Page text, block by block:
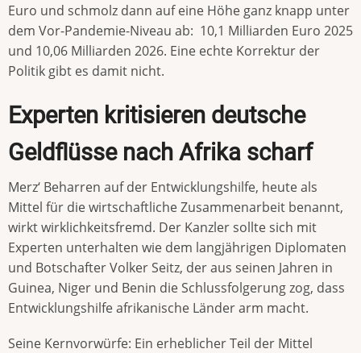
Euro und schmolz dann auf eine Höhe ganz knapp unter
dem Vor-Pandemie-Niveau ab: 10,1 Milliarden Euro 2025
und 10,06 Milliarden 2026. Eine echte Korrektur der
Politik gibt es damit nicht.
Experten kritisieren deutsche
Geldflüsse nach Afrika scharf
Merz‘ Beharren auf der Entwicklungshilfe, heute als
Mittel für die wirtschaftliche Zusammenarbeit benannt,
wirkt wirklichkeitsfremd. Der Kanzler sollte sich mit
Experten unterhalten wie dem langjährigen Diplomaten
und Botschafter Volker Seitz, der aus seinen Jahren in
Guinea, Niger und Benin die Schlussfolgerung zog, dass
Entwicklungshilfe afrikanische Länder arm macht.
Seine Kernvorwürfe: Ein erheblicher Teil der Mittel